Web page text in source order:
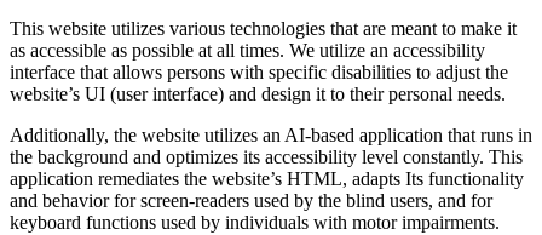
This website utilizes various technologies that are meant to make it
as accessible as possible at all times. We utilize an accessibility
interface that allows persons with specific disabilities to adjust the
website’s UI (user interface) and design it to their personal needs.
Additionally, the website utilizes an AI-based application that runs in
the background and optimizes its accessibility level constantly. This
application remediates the website’s HTML, adapts Its functionality
and behavior for screen-readers used by the blind users, and for
keyboard functions used by individuals with motor impairments.